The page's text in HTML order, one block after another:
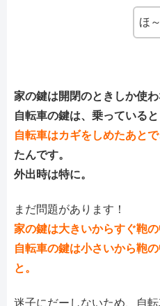
ほ
家の鍵は開閉のときしか使わ
自転車の鍵は、乗っていると
自転車はカギをしめたあと
たんです。
外出時は特に。
まだ問題があります！
家の鍵は大きいからすぐ鞄の
自転車の鍵は小さいから鞄
と。
迷子にだーしないため、自